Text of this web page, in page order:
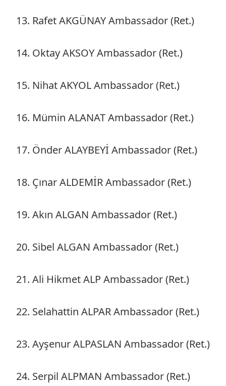
13. Rafet AKGÜNAY Ambassador (Ret.)
14. Oktay AKSOY Ambassador (Ret.)
15. Nihat AKYOL Ambassador (Ret.)
16. Mümin ALANAT Ambassador (Ret.)
17. Önder ALAYBEYİ Ambassador (Ret.)
18. Çınar ALDEMİR Ambassador (Ret.)
19. Akın ALGAN Ambassador (Ret.)
20. Sibel ALGAN Ambassador (Ret.)
21. Ali Hikmet ALP Ambassador (Ret.)
22. Selahattin ALPAR Ambassador (Ret.)
23. Ayşenur ALPASLAN Ambassador (Ret.)
24. Serpil ALPMAN Ambassador (Ret.)